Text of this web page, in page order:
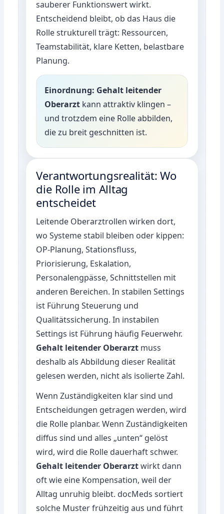
sauberer Funktionswert wirkt.
Entscheidend bleibt, ob das Haus die
Rolle strukturell trägt: Ressourcen,
Teamstabilität, klare Ketten, belastbare
Planung.
Einordnung: Gehalt leitender
Oberarzt kann attraktiv klingen –
und trotzdem eine Rolle abbilden,
die zu breit geschnitten ist.
Verantwortungsrealität: Wo
die Rolle im Alltag
entscheidet
Leitende Oberarztrollen wirken dort,
wo Systeme stabil bleiben oder kippen:
OP-Planung, Stationsfluss,
Priorisierung, Eskalation,
Personalengpässe, Schnittstellen mit
anderen Bereichen. In stabilen Settings
ist Führung Steuerung und
Qualitätssicherung. In instabilen
Settings ist Führung häufig Feuerwehr.
Gehalt leitender Oberarzt muss
deshalb als Abbildung dieser Realität
gelesen werden, nicht als isolierte Zahl.
Wenn Zuständigkeiten klar sind und
Entscheidungen getragen werden, wird
die Rolle planbar. Wenn Zuständigkeiten
diffus sind und alles „unten“ gelöst
wird, wird die Rolle dauerhaft schwer.
Gehalt leitender Oberarztwirkt dann
oft wie eine Kompensation, weil der
Alltag unruhig bleibt. docMeds sortiert
solche Muster frühzeitig aus und führt